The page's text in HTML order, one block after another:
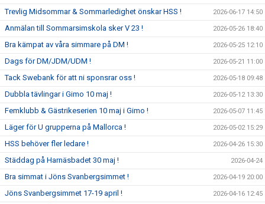
Trevlig Midsommar & Sommarledighet önskar HSS ! 2026-06-17 14:50
Anmälan till Sommarsimskola sker V 23 ! 2026-05-26 18:40
Bra kämpat av våra simmare på DM ! 2026-05-25 12:10
Dags för DM/JDM/UDM ! 2026-05-21 11:00
Tack Swebank för att ni sponsrar oss ! 2026-05-18 09:48
Dubbla tävlingar i Gimo 10 maj ! 2026-05-12 13:30
Femklubb & Gästrikeserien 10 maj i Gimo ! 2026-05-07 11:45
Läger för U grupperna på Mallorca ! 2026-05-02 15:29
HSS behöver fler ledare ! 2026-04-26 15:30
Städdag på Harnäsbadet 30 maj ! 2026-04-24
Bra simmat i Jöns Svanbergsimmet ! 2026-04-19 20:00
Jöns Svanbergsimmet 17-19 april ! 2026-04-16 12:45